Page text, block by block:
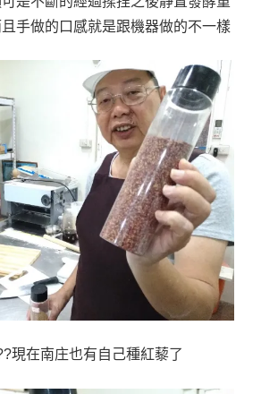
手做的口感就是跟機器做的不一樣
現在南庄也有自己種紅藜了